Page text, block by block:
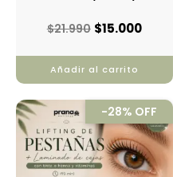
$21.990 $15.000
Añadir al carrito
-28% OFF
El
precio
original
era:
$52.000.
El
es: